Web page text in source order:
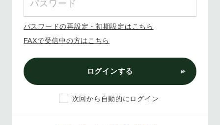
パスワードの再設定・初期設定はこちら
FAXで受信中の方はこちら
ログインする
次回から自動的にログイン